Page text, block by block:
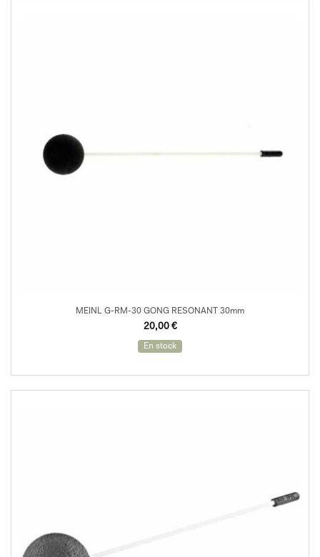
MEINL G-RM-30 GONG RESONANT 30mm
20,00 €
En stock